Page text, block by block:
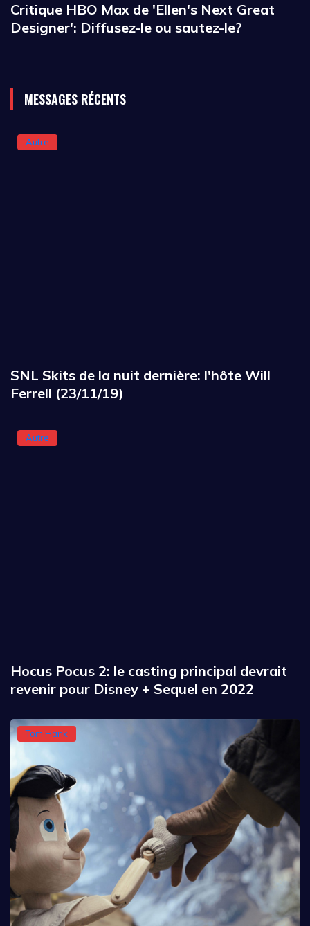
Critique HBO Max de 'Ellen's Next Great
Designer': Diffusez-le ou sautez-le?
MESSAGES RÉCENTS
Autre
SNL Skits de la nuit dernière: l'hôte Will
Ferrell (23/11/19)
Autre
Hocus Pocus 2: le casting principal devrait
revenir pour Disney + Sequel en 2022
Tom Hank